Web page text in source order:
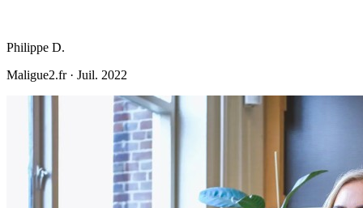
Philippe D.
Maligue2.fr· Juil. 2022